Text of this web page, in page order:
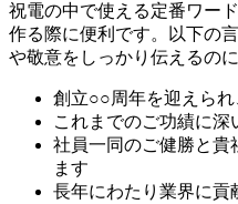
祝電の中で使える定番ワー
作る際に便利です。以下の
や敬意をしっかり伝えるのに
創立○○周年を迎えら
これまでのご功績に深
社員一同のご健勝と貴
ます
長年にわたり業界に貢